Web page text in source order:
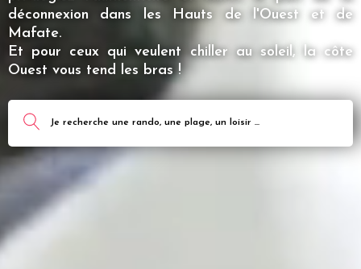
déconnexion dans les Hauts de l'Ouest et de
Mafate.
Et pour ceux qui veulent chiller au soleil, la côte
Ouest vous tend les bras !
Je recherche une rando, une plage, un loisir ...